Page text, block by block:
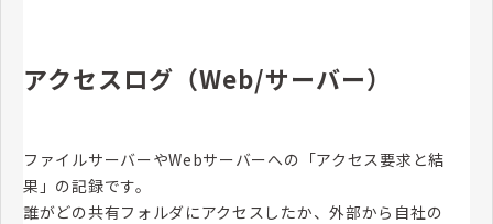
アクセスログ（Web/サーバー）
ファイルサーバーやWebサーバーへの「アクセス要求と結
果」の記録です。
誰がどの共有フォルダにアクセスしたか、外部から自社の